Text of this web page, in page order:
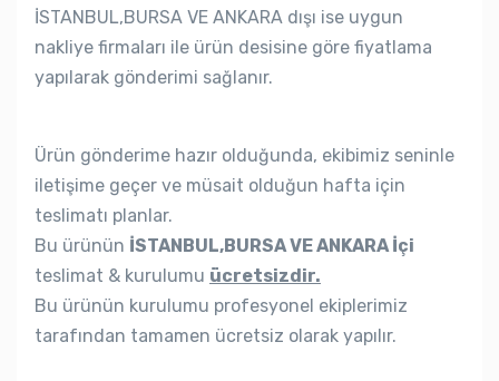
İSTANBUL,BURSA VE ANKARA dışı ise uygun
nakliye firmaları ile ürün desisine göre fiyatlama
yapılarak gönderimi sağlanır.
Ürün gönderime hazır olduğunda, ekibimiz seninle
iletişime geçer ve müsait olduğun hafta için
teslimatı planlar.
Bu ürünün İSTANBUL,BURSA VE ANKARA İçi
teslimat & kurulumu ücretsizdir.
Bu ürünün kurulumu profesyonel ekiplerimiz
tarafından tamamen ücretsiz olarak yapılır.